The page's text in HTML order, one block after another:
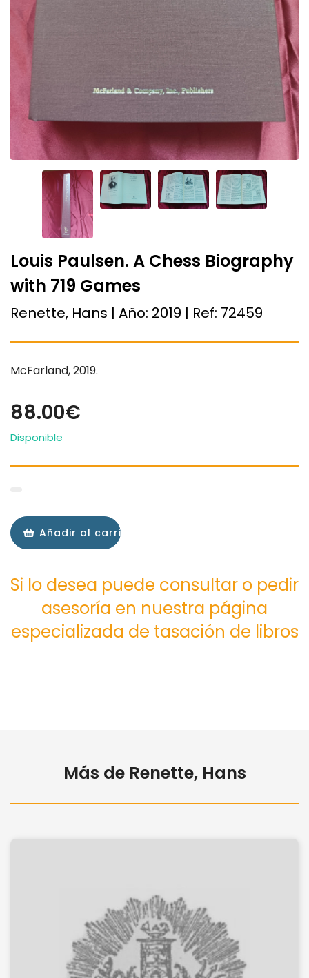
Louis Paulsen. A Chess Biography
with 719 Games
Renette, Hans | Año: 2019 | Ref: 72459
McFarland, 2019.
88.00€
Disponible
Añadir al carrito
Si lo desea puede consultar o pedir
asesoría en nuestra página
especializada de tasación de libros
Más de Renette, Hans